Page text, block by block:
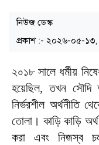
নিউজ ডেস্ক
প্রকাশ :- ২০২৬-০৫-
২০১৮ সালে ধর্মীয়
হয়েছিল, তখন
নির্ভরশীল অর্থনীতি
তোলা। কাড়ি কাড়ি
করা এবং নিজস্ব